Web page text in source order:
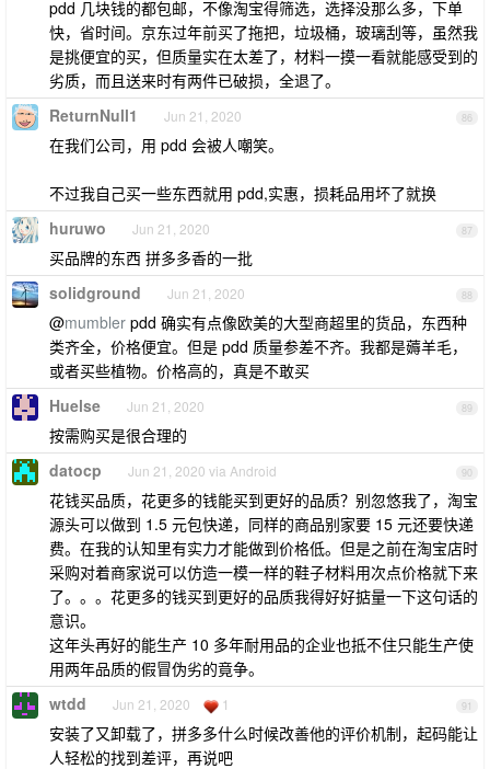
pdd 几块钱的都包邮，不像淘宝得筛选，选择没那么多，下单
快，省时间。京东过年前买了拖把，垃圾桶，玻璃刮等，虽然我
是挑便宜的买，但质量实在太差了，材料一摸一看就能感受到的
劣质，而且送来时有两件已破损，全退了。
86
ReturnNull1 Jun 21, 2020
在我们公司，用 pdd 会被人嘲笑。
不过我自己买一些东西就用 pdd,实惠，损耗品用坏了就换
87
huruwo Jun 21, 2020
买品牌的东西 拼多多香的一批
88
solidground Jun 21, 2020
@mumbler pdd 确实有点像欧美的大型商超里的货品，东西种
类齐全，价格便宜。但是 pdd 质量参差不齐。我都是薅羊毛，
或者买些植物。价格高的，真是不敢买
89
Huelse Jun 21, 2020
按需购买是很合理的
90
datocp Jun 21, 2020 via Android
花钱买品质，花更多的钱能买到更好的品质？别忽悠我了，淘宝
源头可以做到 1.5 元包快递，同样的商品别家要 15 元还要快递
费。在我的认知里有实力才能做到价格低。但是之前在淘宝店时
采购对着商家说可以仿造一模一样的鞋子材料用次点价格就下来
了。。。花更多的钱买到更好的品质我得好好掂量一下这句话的
意识。
这年头再好的能生产 10 多年耐用品的企业也抵不住只能生产使
用两年品质的假冒伪劣的竟争。
91
wtdd Jun 21, 2020 1
安装了又卸载了，拼多多什么时候改善他的评价机制，起码能让
人轻松的找到差评，再说吧